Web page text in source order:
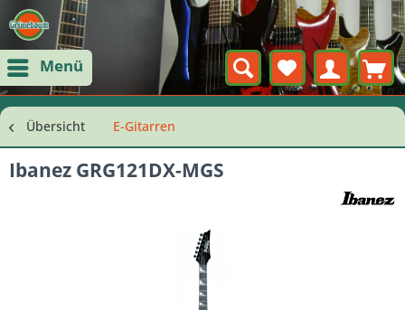
Menü
Übersicht E-Gitarren
Ibanez GRG121DX-MGS